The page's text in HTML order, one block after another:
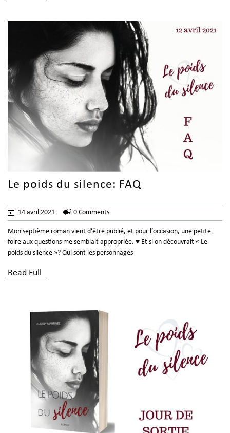
Le poids du silence: FAQ
14 avril 2021 0 Comments
Mon septième roman vient d’être publié, et pour l’occasion, une petite
foire aux questions me semblait appropriée. ♥ Et si on découvrait « Le
poids du silence »? Qui sont les personnages
Read Full